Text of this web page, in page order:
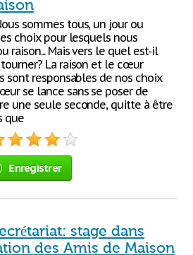
sommes tous, un jour ou
choix pour lesquels nous
raison... Mais vers le quel est-il
La raison et le cœur
sont responsables de nos choix
se lance sans se poser de
une seule seconde, quitte à être
que
Enregistrer
stage dans
des Amis de Maison